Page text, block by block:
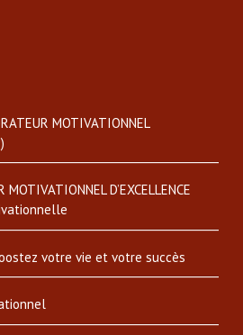
MOTIVATIONNEL
D’EXCELLENCE
votre vie et votre succès